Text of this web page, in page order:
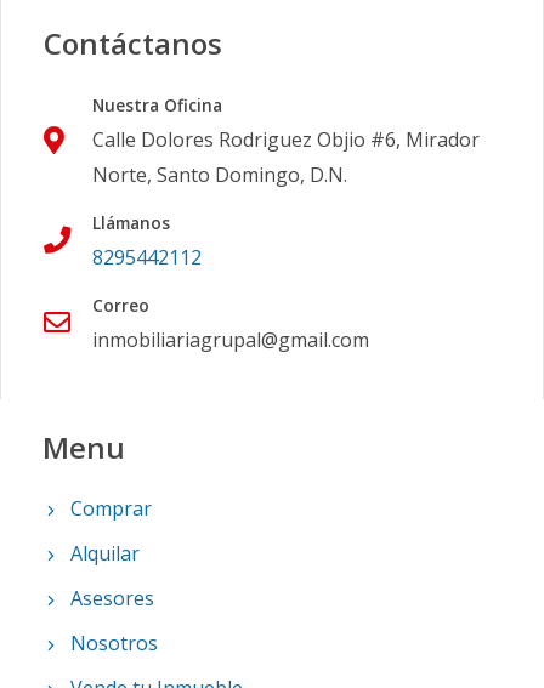
Contáctanos
Nuestra Oficina
Calle Dolores Rodriguez Objio #6, Mirador
Norte, Santo Domingo, D.N.
Llámanos
8295442112
Correo
inmobiliariagrupal@gmail.com
Menu
Comprar
Alquilar
Asesores
Nosotros